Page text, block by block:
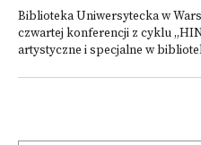
Biblioteka Uniwersytecka w
czwartej konferencji z cyklu
artystyczne i specjalne w